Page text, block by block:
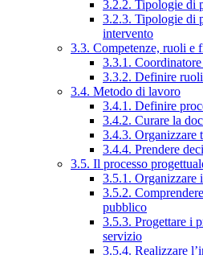
3.2.2. Tipologie di
3.2.3. Tipologie di
intervento
3.3. Competenze, ruoli e
3.3.1.
3.3.2. Definire
3.4. Metodo di lavoro
3.4.1. Definire
3.4.2. Curare la
3.4.3. Organizzare
3.4.4. Prendere
3.5. Il processo
3.5.1. Organizzare
3.5.2.
pubblico
3.5.3. Progettare i
servizio
3.5.4. Realizzare